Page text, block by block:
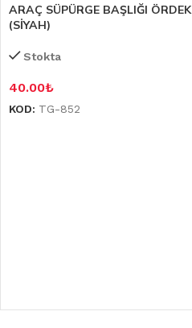
ARAÇ SÜPÜRGE BAŞLIĞI ÖRDEK
(SİYAH)
Stokta
40.00₺
KOD: TG-852